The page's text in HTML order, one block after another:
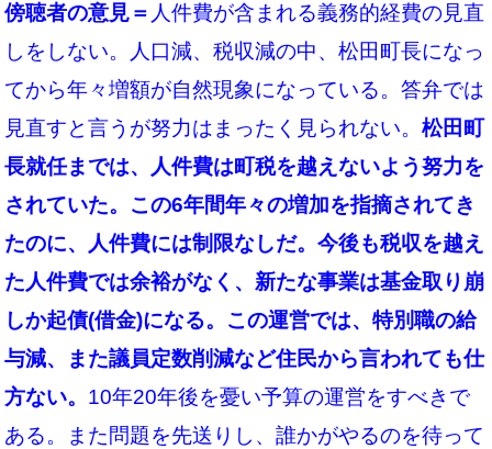
傍聴者の意見＝ 人件費が含まれる義務的経費の見直
しをしない。人口減、税収減の中、松田町長になっ
てから年々増額が自然現象になっている。答弁では
見直すと言うが努力はまったく見られない。 松田町
長就任までは、人件費は町税を越えないよう努力を
されていた。この6年間年々の増加を指摘されてき
たのに、人件費には制限なしだ。今後も税収を越え
た人件費では余裕がなく、新たな事業は基金取り崩
しか起債(借金)になる。この運営では、特別職の給
与減、また議員定数削減など住民から言われても仕
方ない。 10年20年後を憂い予算の運営をすべきで
ある。また問題を先送りし、誰かがやるのを待って